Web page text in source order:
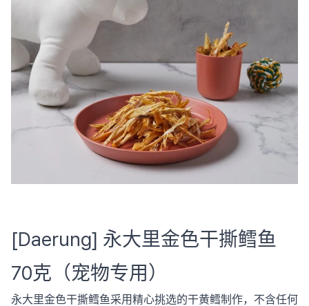
[Daerung] 永大里金色干撕鳕鱼
70克（宠物专用）
永大里金色干撕鳕鱼采用精心挑选的干黄鳕制作，不含任何